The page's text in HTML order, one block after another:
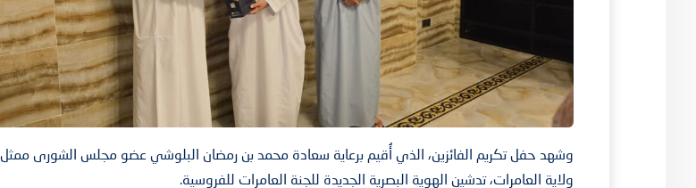
وشهد حفل تكريم الفائزين، الذي أُقيم برعاية سعادة محمد بن رمضان البلوشي عضو مجلس الشورى ممثل
ولاية العامرات، تدشين الهوية البصرية الجديدة للجنة العامرات للفروسية.